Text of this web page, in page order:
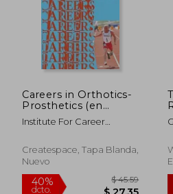
45%
dcto.
$ 410.61
$ 225.84
Careers in Orthotics-
Prosthetics (en
Inglés)
Institute For Career
Createspace, Tapa Blanda,
Nuevo